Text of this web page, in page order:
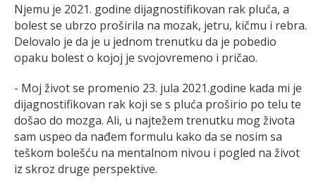
Njemu je 2021. godine dijagnostifikovan rak pluća, a
bolest se ubrzo proširila na mozak, jetru, kičmu i rebra.
Delovalo je da je u jednom trenutku da je pobedio
opaku bolest o kojoj je svojovremeno i pričao.
- Moj život se promenio 23. jula 2021.godine kada mi je
dijagnostifikovan rak koji se s pluća proširio po telu te
došao do mozga. Ali, u najtežem trenutku mog života
sam uspeo da nađem formulu kako da se nosim sa
teškom bolešću na mentalnom nivou i pogled na život
iz skroz druge perspektive.